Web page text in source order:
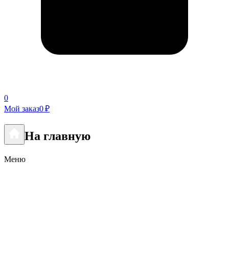
0
Мой заказ0 ₽
На главную
Меню